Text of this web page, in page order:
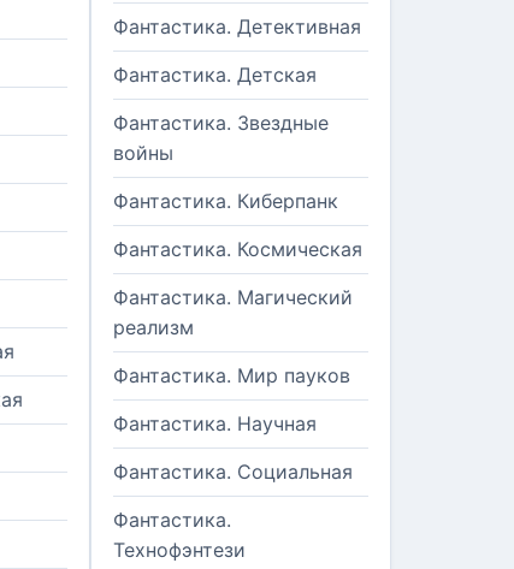
Фантастика. Детективная
Фантастика. Детская
Фантастика. Звездные
войны
Фантастика. Киберпанк
Фантастика. Космическая
Фантастика. Магический
реализм
Фантастика. Мир пауков
Фантастика. Научная
Фантастика. Социальная
Фантастика.
Технофэнтези